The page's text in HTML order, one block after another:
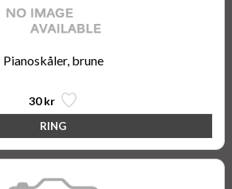
Pianoskåler, brune
30 kr